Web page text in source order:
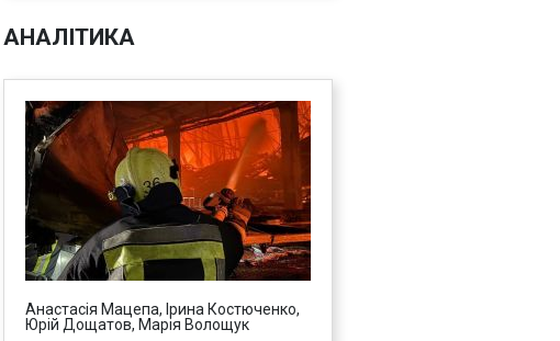
АНАЛІТИКА
Анастасія Мацепа, Ірина Костюченко,
Юрій Дощатов, Марія Волощук